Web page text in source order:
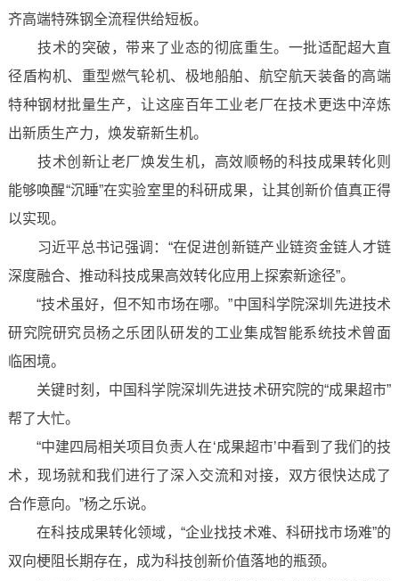
齐高端特殊钢全流程供给短板。
技术的突破，带来了业态的彻底重生。一批适配超大直
径盾构机、重型燃气轮机、极地船舶、航空航天装备的高端
特种钢材批量生产，让这座百年工业老厂在技术更迭中淬炼
出新质生产力，焕发崭新生机。
技术创新让老厂焕发生机，高效顺畅的科技成果转化则
能够唤醒“沉睡”在实验室里的科研成果，让其创新价值真正得
以实现。
习近平总书记强调：“在促进创新链产业链资金链人才链
深度融合、推动科技成果高效转化应用上探索新途径”。
“技术虽好，但不知市场在哪。”中国科学院深圳先进技术
研究院研究员杨之乐团队研发的工业集成智能系统技术曾面
临困境。
关键时刻，中国科学院深圳先进技术研究院的“成果超市”
帮了大忙。
“中建四局相关项目负责人在‘成果超市’中看到了我们的技
术，现场就和我们进行了深入交流和对接，双方很快达成了
合作意向。”杨之乐说。
在科技成果转化领域，“企业找技术难、科研找市场难”的
双向梗阻长期存在，成为科技创新价值落地的瓶颈。